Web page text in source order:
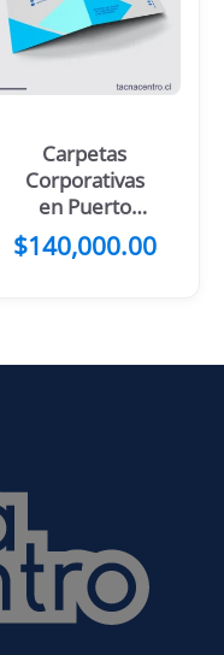
Carpetas
Corporativas
en Puerto
Varas
$140,000.00